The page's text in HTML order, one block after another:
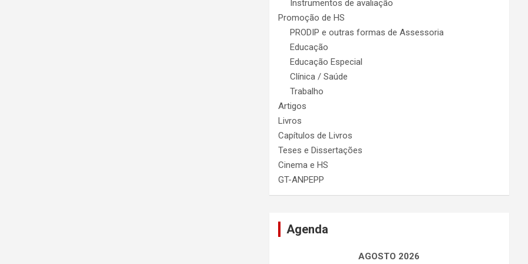
Instrumentos de avaliação
Promoção de HS
PRODIP e outras formas de Assessoria
Educação
Educação Especial
Clínica / Saúde
Trabalho
Artigos
Livros
Capítulos de Livros
Teses e Dissertações
Cinema e HS
GT-ANPEPP
Agenda
AGOSTO 2026